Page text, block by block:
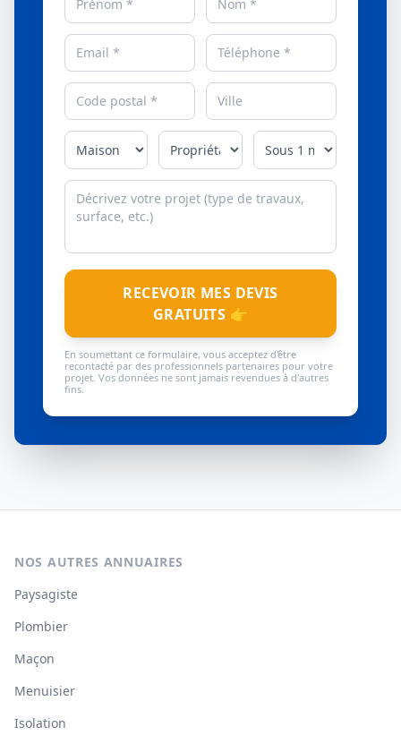
RECEVOIR MES DEVIS
GRATUITS 👉
En soumettant ce formulaire, vous acceptez d'être
recontacté par des professionnels partenaires pour votre
projet. Vos données ne sont jamais revendues à d'autres
fins.
NOS AUTRES ANNUAIRES
Paysagiste
Plombier
Maçon
Menuisier
Isolation